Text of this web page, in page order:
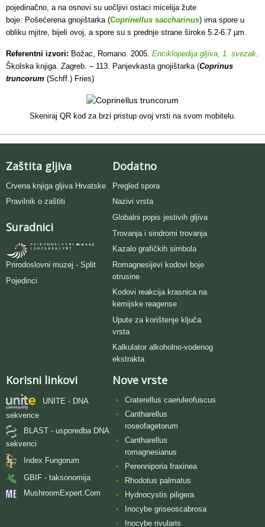
pojedinačno, a na osnovi su uočljivi ostaci micelija žute
boje. Pošećerena gnojištarka (Coprinellus saccharinus) ima spore u
obliku mjitre, bijeli ovoj, a spore su s prednje strane široke 5.2-6.7 µm.
Referentni izvori: Božac, Romano. 2005. Enciklopedija gljiva, 1. svezak.
Školska knjiga. Zagreb. – 113. Panjevkasta gnojištarka (Coprinus
truncorum (Schff.) Fries)
Skeniraj QR kod za brzi pristup ovoj vrsti na svom mobitelu.
Zaštita gljiva
Crvena knjiga gljiva Hrvatske
Pravilnik o zaštiti
Suradnici
Prirodoslovni muzej - Split
Pojedinci
Dodatno
Pregled spora
Nazivi vrsta
Globalni popis jestivih gljiva
Trovanja i sindromi trovanja
Kazalo grafičkih simbola
Romagnesijevi kodovi boje
otrusine
Kodovi reakcija krasnica na
kemijske reagense
Upute za korištenje ključa
vrsta
Kalkulator alkoholno-vodenog
ekstrakta
Korisni linkovi
UNITE - DNA
sekvence
BLAST - usporedba DNA
sekvenci
Index Fungorum
GBIF - taksonomija
MushroomExpert.Com
Nove vrste
Craterellus caeruleofuscus
Cantharellus
roseofagetorum
Cantharellus
romagnesianus
Perenniporia fraxinea
Rhodotus palmatus
Hydnocystis piligera
Inocybe griseoscabrosa
Inocybe rivularis